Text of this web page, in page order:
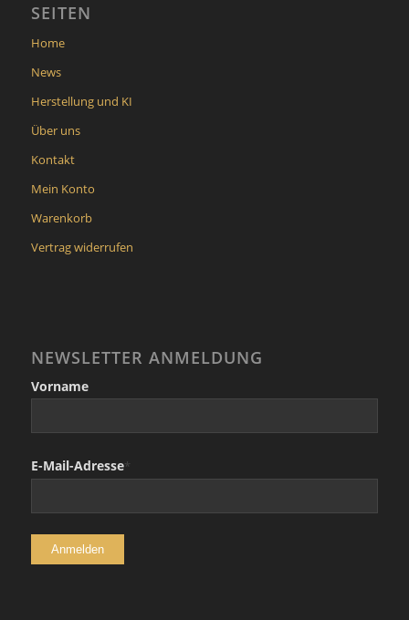
SEITEN
Home
News
Herstellung und KI
Über uns
Kontakt
Mein Konto
Warenkorb
Vertrag widerrufen
NEWSLETTER ANMELDUNG
Vorname
E-Mail-Adresse*